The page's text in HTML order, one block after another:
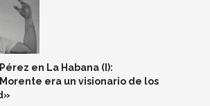
en La Habana (I):
era un visionario de los